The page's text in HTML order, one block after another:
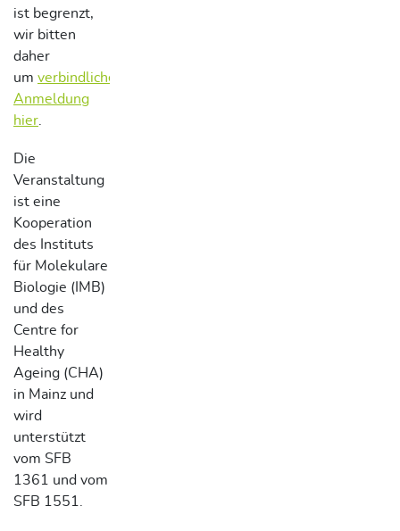
ist begrenzt,
wir bitten
daher
um verbindliche
Anmeldung
hier
Die
Veranstaltung
ist eine
Kooperation
des Instituts
für Molekulare
Biologie (IMB)
und des
Centre for
Healthy
Ageing (CHA)
in Mainz und
wird
unterstützt
vom SFB
1361 und vom
SFB 1551.